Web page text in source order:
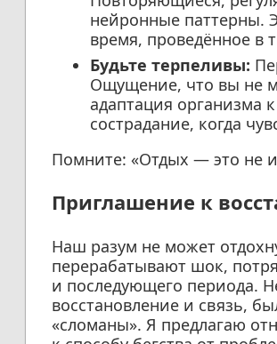
нейронные паттерны.
время, проведённое в
Будьте терпеливы:
Ощущение, что вы не
адаптация организма
сострадание, когда
Помните: «Отдых — это не
Приглашение к
Наш разум не может
перерабатывают шок,
и последующего периода.
восстановление и связь,
«сломаны». Я предлагаю